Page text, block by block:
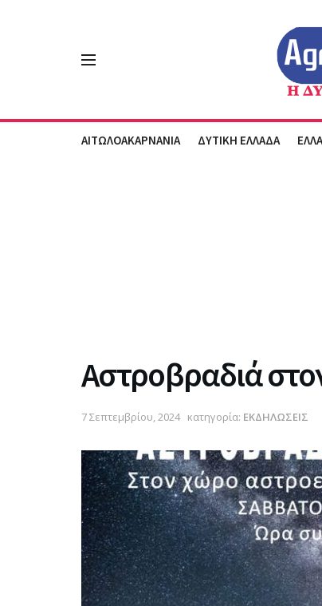
ΑΙΤΩΛΟΑΚΑΡΝΑΝΙΑ ΔΥΤΙΚΗ ΕΛΛΑΔΑ
Αστροβραδιά
7 Σεπτεμβρίου, 2024 κατηγορία: ΕΚΔΗΛΩΣΕΙΣ